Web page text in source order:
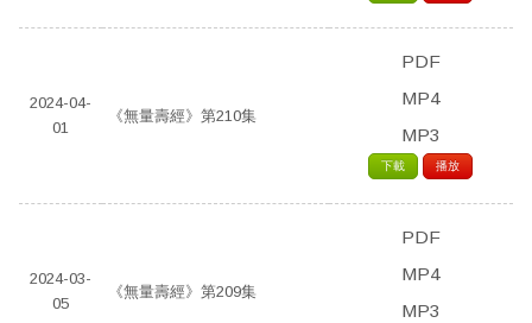
2024-04-
01
《無量壽經》第210集
PDF
MP4
MP3
下載 播放
2024-03-
05
《無量壽經》第209集
PDF
MP4
MP3